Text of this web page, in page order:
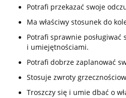
Potrafi przekazać swoje
Ma właściwy stosunek do
Potrafi sprawnie posługiwać
i umiejętnościami.
Potrafi dobrze zaplanować
Stosuje zwroty
Troszczy się i umie dbać o